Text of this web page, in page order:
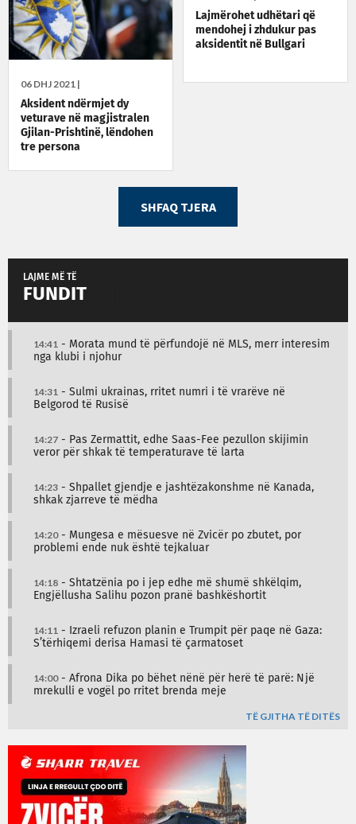
06 DHJ 2021 |
Aksident ndërmjet dy
veturave në magjistralen
Gjilan-Prishtinë, lëndohen
tre persona
Lajmërohet udhëtari që
mendohej i zhdukur pas
aksidentit në Bullgari
SHFAQ TJERA
LAJME MË TË
FUNDIT
14:41 - Morata mund të përfundojë në MLS, merr interesim
nga klubi i njohur
14:31 - Sulmi ukrainas, rritet numri i të vrarëve në
Belgorod të Rusisë
14:27 - Pas Zermattit, edhe Saas-Fee pezullon skijimin
veror për shkak të temperaturave të larta
14:23 - Shpallet gjendje e jashtëzakonshme në Kanada,
shkak zjarreve të mëdha
14:20- Mungesa e mësuesve në Zvicër po zbutet, por
problemi ende nuk është tejkaluar
14:18 - Shtatzënia po i jep edhe më shumë shkëlqim,
Engjëllusha Salihu pozon pranë bashkëshortit
14:11 - Izraeli refuzon planin e Trumpit për paqe në Gaza:
S’tërhiqemi derisa Hamasi të çarmatoset
14:00- Afrona Dika po bëhet nënë për herë të parë: Një
mrekulli e vogël po rritet brenda meje
TË GJITHA TË DITËS